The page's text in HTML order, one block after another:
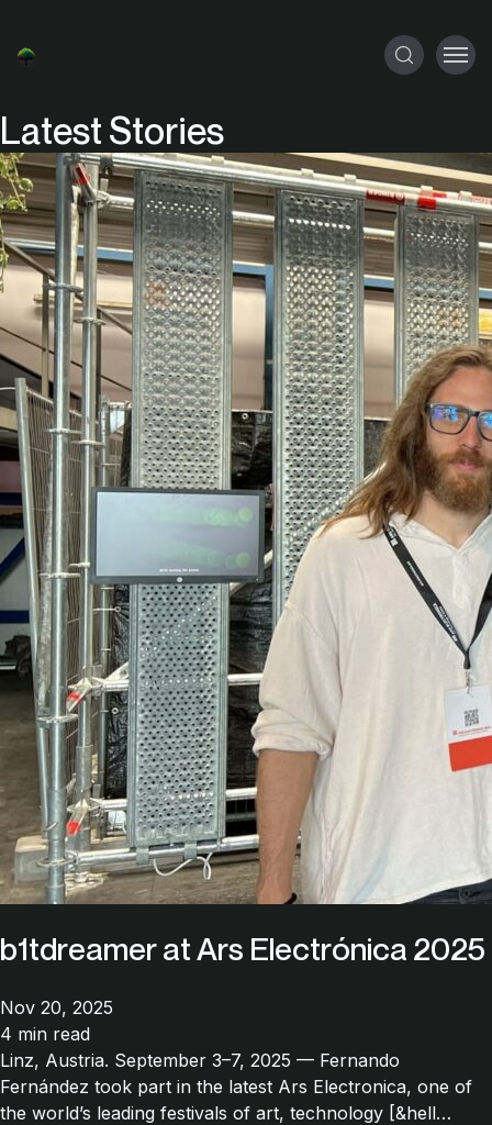
Latest Stories
b1tdreamer at Ars Electrónica 2025
Nov 20, 2025
4 min read
Linz, Austria. September 3–7, 2025 — Fernando
Fernández took part in the latest Ars Electronica, one of
the world’s leading festivals of art, technology [&hell…